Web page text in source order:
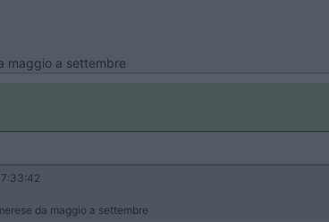
maggio a settembre
da maggio a settembre